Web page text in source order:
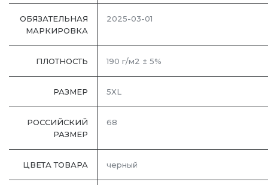
ОБЯЗАТЕЛЬНАЯ
МАРКИРОВКА
2025-03-01
ПЛОТНОСТЬ 190 г/м2 ± 5%
РАЗМЕР 5XL
РОССИЙСКИЙ
РАЗМЕР
68
ЦВЕТА ТОВАРА черный